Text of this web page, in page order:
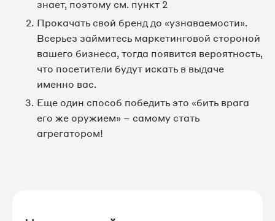
знает, поэтому см. пункт 2
Прокачать свой бренд до «узнаваемости».
Всерьез займитесь маркетинговой стороной
вашего бизнеса, тогда появится вероятность,
что посетители будут искать в выдаче
именно вас.
Еще один способ победить это «бить врага
его же оружием» – самому стать
агрегатором!